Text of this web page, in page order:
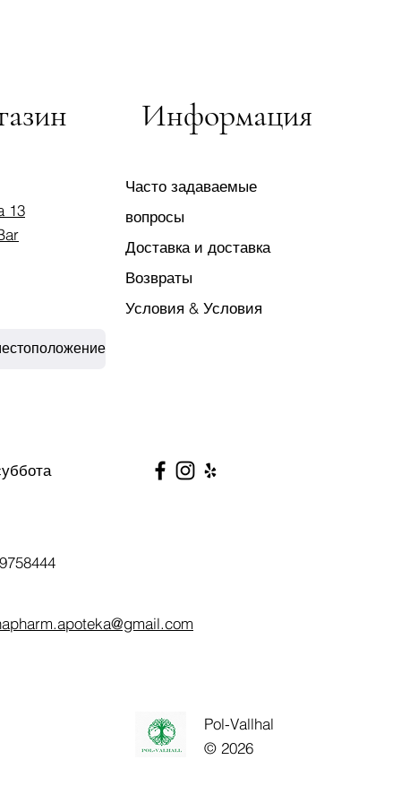
13
Информация
Часто задаваемые
вопросы
Доставка и доставка
Возвраты
Условия & Условия
Pol-Vallhal
© 2026